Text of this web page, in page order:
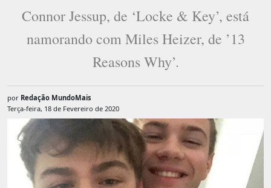
Connor Jessup, de ‘Locke & Key’, está
namorando com Miles Heizer, de ’13
Reasons Why’.
por Redação MundoMais
Terça-feira, 18 de Fevereiro de 2020